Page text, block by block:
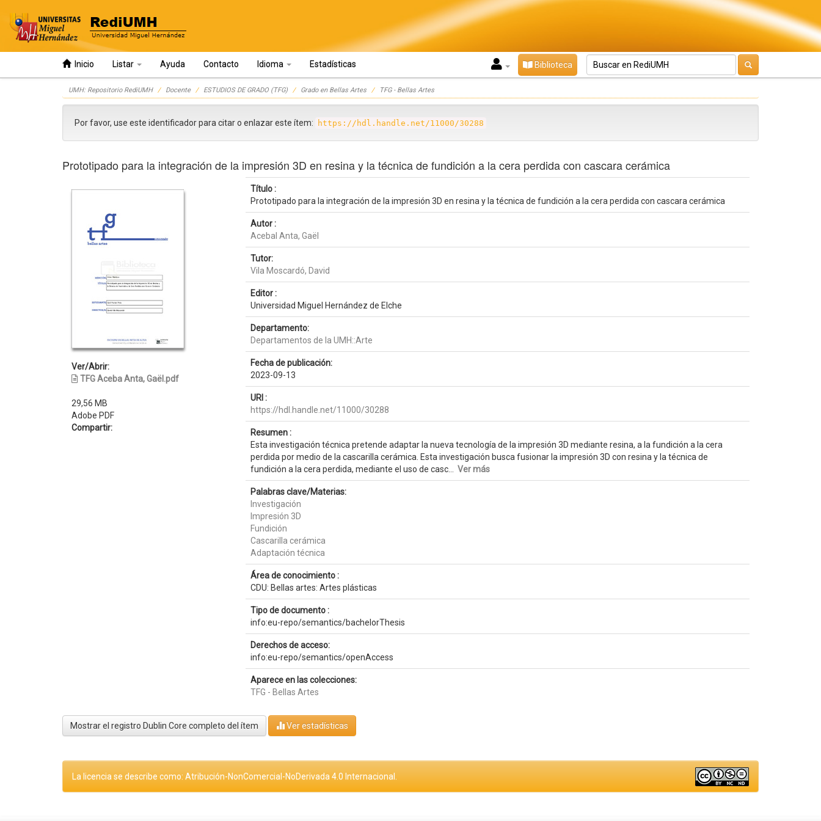
Inicio Listar Ayuda Contacto Idioma Estadísticas Biblioteca
UMH: Repositorio RediUMH Docente ESTUDIOS DE GRADO (TFG) Grado en Bellas Artes TFG - Bellas Artes
Por favor, use este identificador para citar o enlazar este ítem: https://hdl.handle.net/11000/30288
Prototipado para la integración de la impresión 3D en resina y la técnica de fundición a la cera perdida con cascara cerámica
Ver/Abrir:
TFG Aceba Anta, Gaël.pdf
29,56 MB
Adobe PDF
Compartir:
Título :
Prototipado para la integración de la impresión 3D en resina y la técnica de fundición a la cera perdida con cascara cerámica
Autor :
Acebal Anta, Gaël
Tutor:
Vila Moscardó, David
Editor :
Universidad Miguel Hernández de Elche
Departamento:
Departamentos de la UMH::Arte
Fecha de publicación:
2023-09-13
URI :
https://hdl.handle.net/11000/30288
Resumen :
Esta investigación técnica pretende adaptar la nueva tecnología de la impresión 3D mediante resina, a la fundición a la cera
perdida por medio de la cascarilla cerámica. Esta investigación busca fusionar la impresión 3D con resina y la técnica de
fundición a la cera perdida, mediante el uso de casc... Ver más
Palabras clave/Materias:
Investigación
Impresión 3D
Fundición
Cascarilla cerámica
Adaptación técnica
Área de conocimiento :
CDU: Bellas artes: Artes plásticas
Tipo de documento :
info:eu-repo/semantics/bachelorThesis
Derechos de acceso:
info:eu-repo/semantics/openAccess
Aparece en las colecciones:
TFG - Bellas Artes
Mostrar el registro Dublin Core completo del ítem Ver estadísticas
La licencia se describe como: Atribución-NonComercial-NoDerivada 4.0 Internacional.